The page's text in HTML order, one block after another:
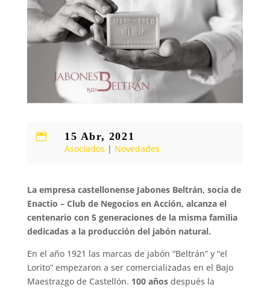
 15 Abr, 2021
Asociados| Novedades
La empresa castellonense Jabones Beltrán, socia de
Enactio – Club de Negocios en Acción, alcanza el
centenario con 5 generaciones de la misma familia
dedicadas a la producción del jabón natural.
En el año 1921 las marcas de jabón “Beltrán” y “el
Lorito” empezaron a ser comercializadas en el Bajo
Maestrazgo de Castellón. 100 añosdespués la